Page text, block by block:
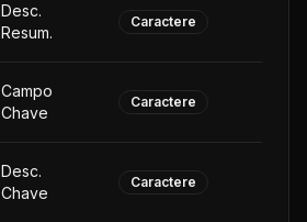
Desc.
Resum.
Caractere
Campo
Chave
Caractere
Desc.
Chave
Caractere